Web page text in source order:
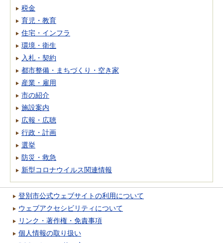
税金
育児・教育
住宅・インフラ
環境・衛生
入札・契約
都市整備・まちづくり・空き家
産業・雇用
市の紹介
施設案内
広報・広聴
行政・計画
選挙
防災・救急
新型コロナウイルス関連情報
登別市公式ウェブサイトの利用について
ウェブアクセシビリティについて
リンク・著作権・免責事項
個人情報の取り扱い